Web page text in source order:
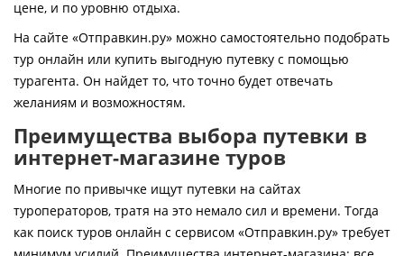
Контакты
цене, и по уровню отдыха.
На сайте «Отправкин.ру» можно самостоятельно подобрать
тур онлайн или купить выгодную путевку с помощью
турагента. Он найдет то, что точно будет отвечать
желаниям и возможностям.
Преимущества выбора путевки в
интернет-магазине туров
Многие по привычке ищут путевки на сайтах
туроператоров, тратя на это немало сил и времени. Тогда
как поиск туров онлайн с сервисом «Отправкин.ру» требует